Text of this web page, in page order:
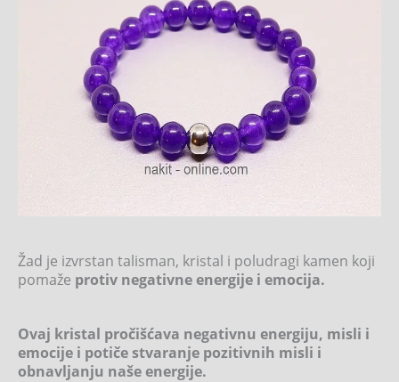
Žad je izvrstan talisman, kristal i poludragi kamen koji
pomaže protiv negativne energije i emocija.
Ovaj kristal pročišćava negativnu energiju, misli i
emocije i potiče stvaranje pozitivnih misli i
obnavljanju naše energije.